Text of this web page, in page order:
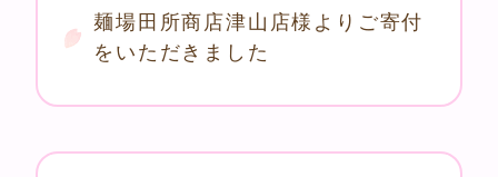
麺場田所商店津山店様よりご寄付
をいただきました